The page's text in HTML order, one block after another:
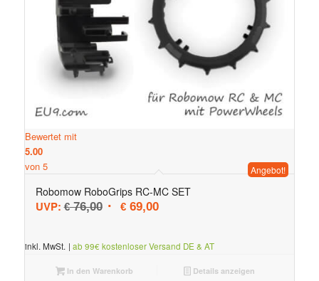
Bewertet mit
5.00
von 5
Robomow RoboGrips RC-MC SET
UVP: €76,00 Ursprünglicher Preis war: € 76,00
€69,00Aktueller Preis ist: € 69,00.
Angebot!
inkl. MwSt. | ab 99€ kostenloser Versand DE & AT
In den Warenkorb Details anzeigen